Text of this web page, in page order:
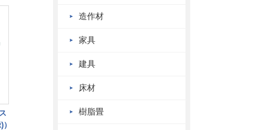
造作材
家具
建具
床材
樹脂畳